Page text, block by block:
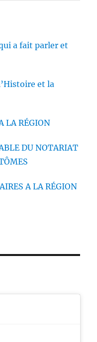
a fait parler et
et la
LA RÉGION
DU NOTARIAT
A LA RÉGION